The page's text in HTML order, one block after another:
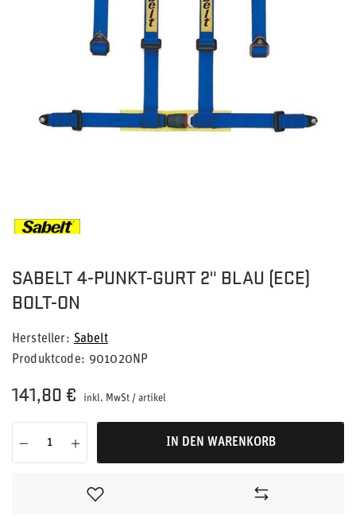
SABELT 4-PUNKT-GURT 2" BLAU (ECE)
BOLT-ON
Hersteller
Sabelt
Produktcode
901020NP
141,80 € inkl. MwSt / artikel
IN DEN WARENKORB